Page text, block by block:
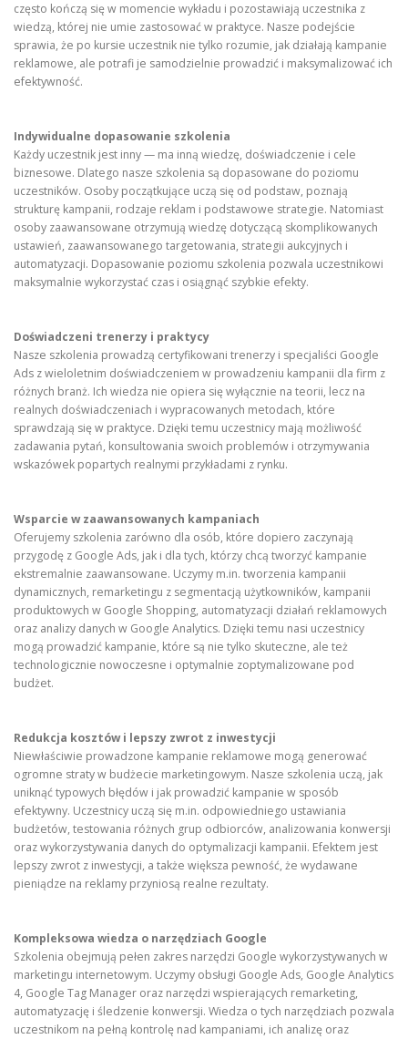
często kończą się w momencie wykładu i pozostawiają uczestnika z
wiedzą, której nie umie zastosować w praktyce. Nasze podejście
sprawia, że po kursie uczestnik nie tylko rozumie, jak działają kampanie
reklamowe, ale potrafi je samodzielnie prowadzić i maksymalizować ich
efektywność.
Indywidualne dopasowanie szkolenia
Każdy uczestnik jest inny — ma inną wiedzę, doświadczenie i cele
biznesowe. Dlatego nasze szkolenia są dopasowane do poziomu
uczestników. Osoby początkujące uczą się od podstaw, poznają
strukturę kampanii, rodzaje reklam i podstawowe strategie. Natomiast
osoby zaawansowane otrzymują wiedzę dotyczącą skomplikowanych
ustawień, zaawansowanego targetowania, strategii aukcyjnych i
automatyzacji. Dopasowanie poziomu szkolenia pozwala uczestnikowi
maksymalnie wykorzystać czas i osiągnąć szybkie efekty.
Doświadczeni trenerzy i praktycy
Nasze szkolenia prowadzą certyfikowani trenerzy i specjaliści Google
Ads z wieloletnim doświadczeniem w prowadzeniu kampanii dla firm z
różnych branż. Ich wiedza nie opiera się wyłącznie na teorii, lecz na
realnych doświadczeniach i wypracowanych metodach, które
sprawdzają się w praktyce. Dzięki temu uczestnicy mają możliwość
zadawania pytań, konsultowania swoich problemów i otrzymywania
wskazówek popartych realnymi przykładami z rynku.
Wsparcie w zaawansowanych kampaniach
Oferujemy szkolenia zarówno dla osób, które dopiero zaczynają
przygodę z Google Ads, jak i dla tych, którzy chcą tworzyć kampanie
ekstremalnie zaawansowane. Uczymy m.in. tworzenia kampanii
dynamicznych, remarketingu z segmentacją użytkowników, kampanii
produktowych w Google Shopping, automatyzacji działań reklamowych
oraz analizy danych w Google Analytics. Dzięki temu nasi uczestnicy
mogą prowadzić kampanie, które są nie tylko skuteczne, ale też
technologicznie nowoczesne i optymalnie zoptymalizowane pod
budżet.
Redukcja kosztów i lepszy zwrot z inwestycji
Niewłaściwie prowadzone kampanie reklamowe mogą generować
ogromne straty w budżecie marketingowym. Nasze szkolenia uczą, jak
uniknąć typowych błędów i jak prowadzić kampanie w sposób
efektywny. Uczestnicy uczą się m.in. odpowiedniego ustawiania
budżetów, testowania różnych grup odbiorców, analizowania konwersji
oraz wykorzystywania danych do optymalizacji kampanii. Efektem jest
lepszy zwrot z inwestycji, a także większa pewność, że wydawane
pieniądze na reklamy przyniosą realne rezultaty.
Kompleksowa wiedza o narzędziach Google
Szkolenia obejmują pełen zakres narzędzi Google wykorzystywanych w
marketingu internetowym. Uczymy obsługi Google Ads, Google Analytics
4, Google Tag Manager oraz narzędzi wspierających remarketing,
automatyzację i śledzenie konwersji. Wiedza o tych narzędziach pozwala
uczestnikom na pełną kontrolę nad kampaniami, ich analizę oraz